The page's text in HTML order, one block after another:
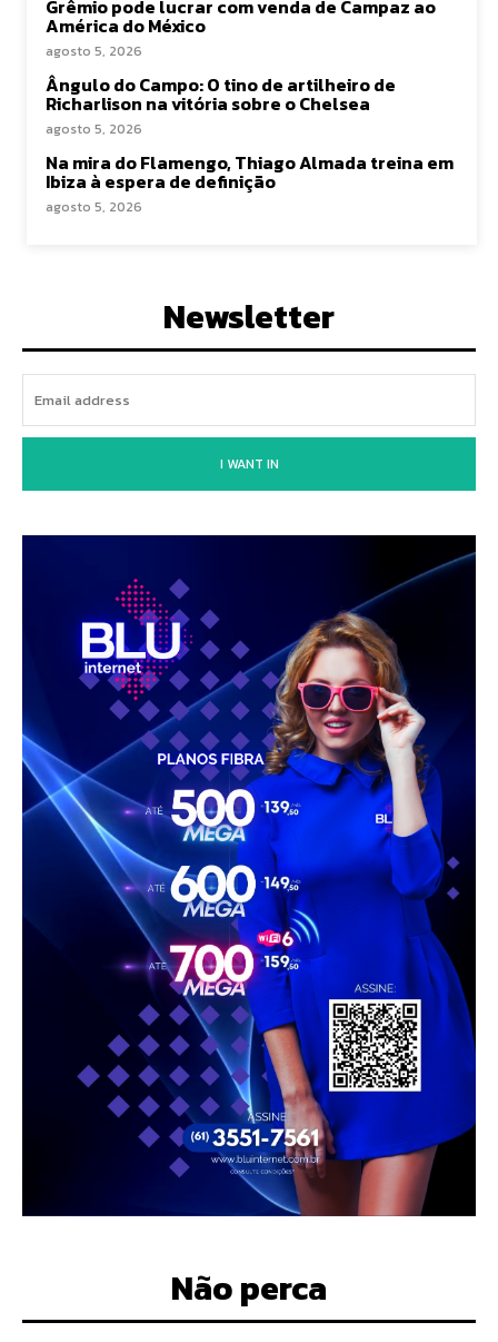
Grêmio pode lucrar com venda de Campaz ao
América do México
agosto 5, 2026
Ângulo do Campo: O tino de artilheiro de
Richarlison na vitória sobre o Chelsea
agosto 5, 2026
Na mira do Flamengo, Thiago Almada treina em
Ibiza à espera de definição
agosto 5, 2026
Newsletter
I WANT IN
Não perca